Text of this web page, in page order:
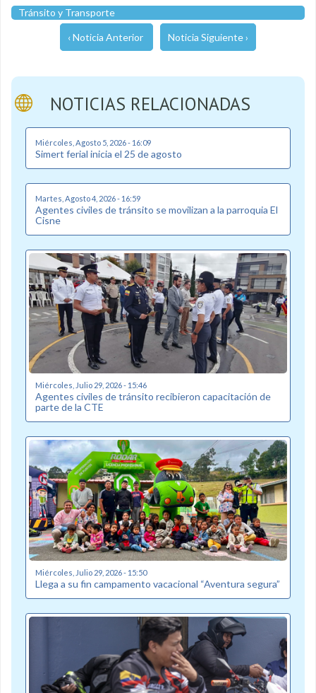
Tránsito y Transporte
‹ Noticia Anterior Noticia Siguiente ›
NOTICIAS RELACIONADAS
Miércoles, Agosto 5, 2026 - 16:09
Simert ferial inicia el 25 de agosto
Martes, Agosto 4, 2026 - 16:59
Agentes civiles de tránsito se movilizan a la parroquia El
Cisne
Miércoles, Julio 29, 2026 - 15:46
Agentes civiles de tránsito recibieron capacitación de
parte de la CTE
Miércoles, Julio 29, 2026 - 15:50
Llega a su fin campamento vacacional “Aventura segura”